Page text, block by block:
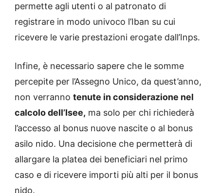
permette agli utenti o al patronato di
registrare in modo univoco l’Iban su cui
ricevere le varie prestazioni erogate dall’Inps.
Infine, è necessario sapere che le somme
percepite per l’Assegno Unico, da quest’anno,
non verranno tenute in considerazione nel
calcolo dell’Isee, ma solo per chi richiederà
l’accesso al bonus nuove nascite o al bonus
asilo nido. Una decisione che permetterà di
allargare la platea dei beneficiari nel primo
caso e di ricevere importi più alti per il bonus
nido.